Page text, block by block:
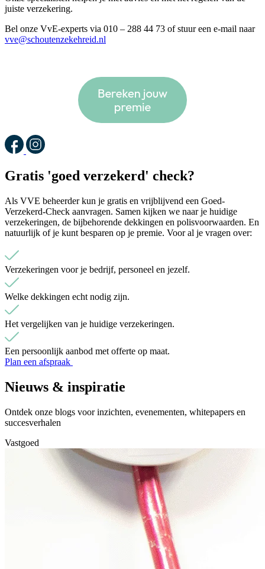
juiste verzekering.
Bel onze VvE-experts via 010 – 288 44 73 of stuur een e-mail naar
vve@schoutenzekehreid.nl
Gratis 'goed verzekerd' check?
Als VVE beheerder kun je gratis en vrijblijvend een Goed-
Verzekerd-Check aanvragen. Samen kijken we naar je huidige
verzekeringen, de bijbehorende dekkingen en polisvoorwaarden. En
natuurlijk of je kunt besparen op je premie. Voor al je vragen over:
Verzekeringen voor je bedrijf, personeel en jezelf.
Welke dekkingen echt nodig zijn.
Het vergelijken van je huidige verzekeringen.
Een persoonlijk aanbod met offerte op maat.
Plan een afspraak
Nieuws & inspiratie
Ontdek onze blogs voor inzichten, evenementen, whitepapers en
succesverhalen
Vastgoed